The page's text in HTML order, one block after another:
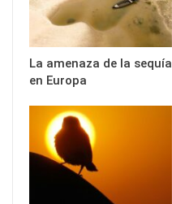
La amenaza de la sequía
en Europa